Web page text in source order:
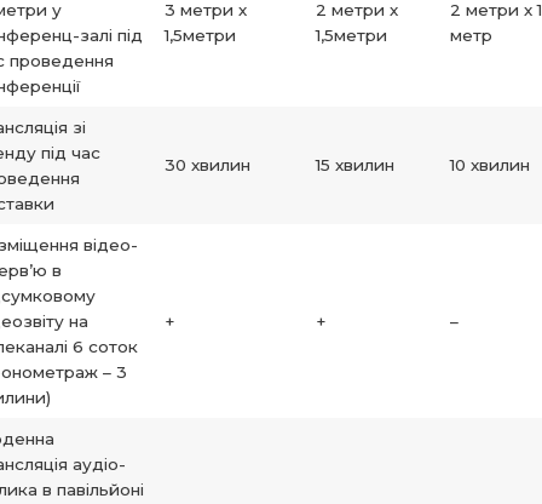
у
залі під
проведення
3 метри х
1,5метри
2 метри х
1,5метри
2 метри х 1
метр
зі
під час
30 хвилин 15 хвилин 10 хвилин
відео-
в
на
6 соток
– 3
+ + –
аудіо-
в павільйоні